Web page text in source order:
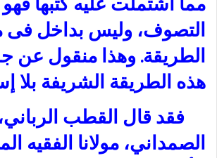
مما اشتملت عليه كتبها
التصوف، وليس بداخل
الطريقة. وهذا منقول عن
هذه الطريقة الشريفة بلا
فقد قال القطب
الصمداني، مولانا الفقيه